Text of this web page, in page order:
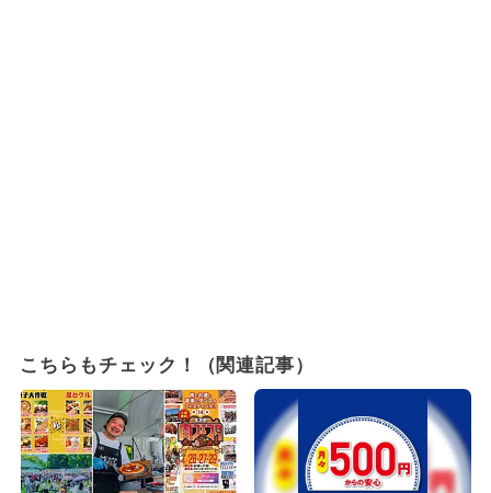
こちらもチェック！（関連記事）